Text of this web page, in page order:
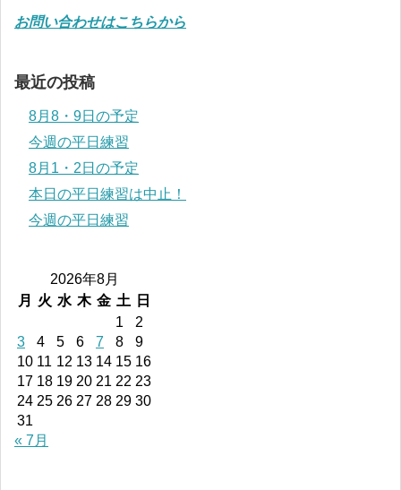
お問い合わせはこちらから
最近の投稿
8月8・9日の予定
今週の平日練習
8月1・2日の予定
本日の平日練習は中止！
今週の平日練習
2026年8月
月
火 水 木 金 土
日
1
2
3
4 5 6 7 8
9
10 11 12 13 14 15 16
17 18 19 20 21 22 23
24 25 26 27 28 29 30
31
« 7月